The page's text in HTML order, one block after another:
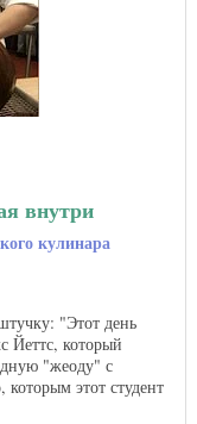
внутри
кулинара
"Этот день
Йеттс, который
"жеоду" с
этот студент